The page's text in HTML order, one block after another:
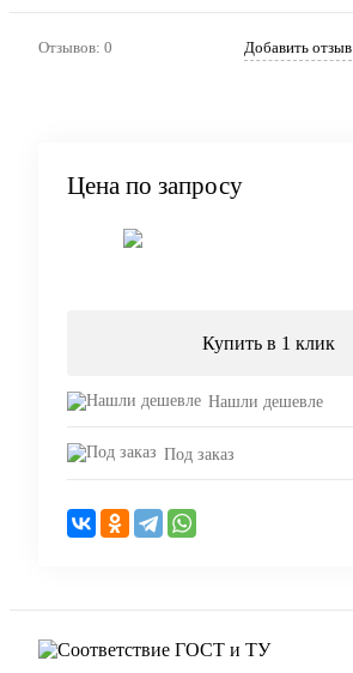
Отзывов: 0 Добавить отзыв
Цена по запросу
Купить в 1 клик
Нашли дешевле
Под заказ